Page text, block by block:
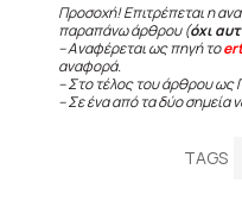
Προσοχή! Επιτρέπεται η
παραπάνω άρθρου (όχι
– Αναφέρεται ως πηγή το
αναφορά.
– Στο τέλος του άρθρου ως
– Σε ένα από τα δύο σημεία
TAGS